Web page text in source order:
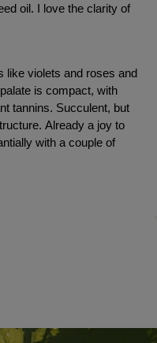
oil. I love the clarity of
like violets and roses and
is compact, with
tannins. Succulent, but
Already a joy to
with a couple of